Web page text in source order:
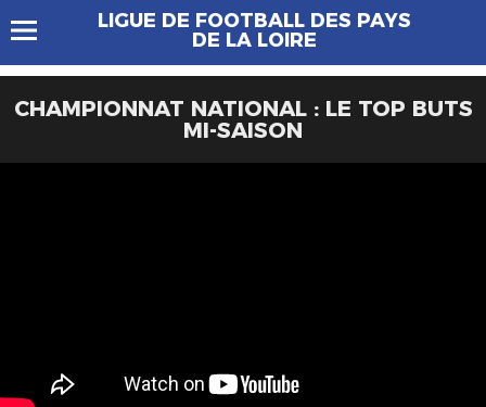
LIGUE DE FOOTBALL DES PAYS
DE LA LOIRE
CHAMPIONNAT NATIONAL : LE TOP BUTS
MI-SAISON